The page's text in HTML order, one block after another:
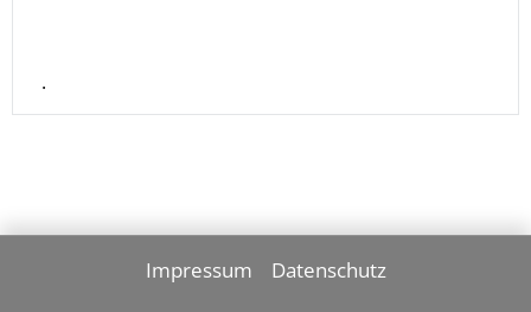
.
Impressum Datenschutz